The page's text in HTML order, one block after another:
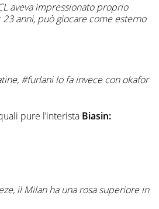
aveva impressionato proprio
anni, può giocare come esterno
#furlani lo fa invece con okafor
pure l’interista Biasin:
il Milan ha una rosa superiore in